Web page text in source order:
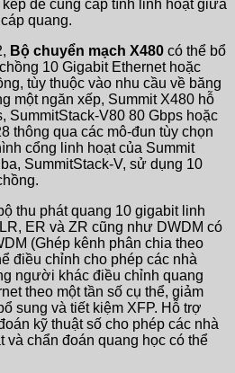
để cung cấp tính linh hoạt giữa
quang.
Bộ chuyển mạch X480 có thể bổ
10 Gigabit Ethernet hoặc
tùy thuộc vào nhu cầu về băng
một ngăn xếp, Summit X480 hỗ
SummitStack-V80 80 Gbps hoặc
thông qua các mô-đun tùy chọn
cổng linh hoạt của Summit
SummitStack-V, sử dụng 10
thu phát quang 10 gigabit linh
ER và ZR cũng như DWDM có
(Ghép kênh phân chia theo
điều chỉnh cho phép các nhà
người khác điều chỉnh quang
theo một tần số cụ thể, giảm
sung và tiết kiệm XFP. Hỗ trợ
kỹ thuật số cho phép các nhà
và chẩn đoán quang học có thể